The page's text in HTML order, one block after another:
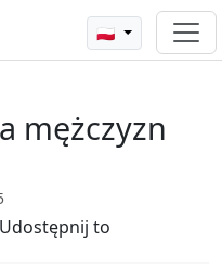
🇵🇱
mężczyzn
Udostępnij to